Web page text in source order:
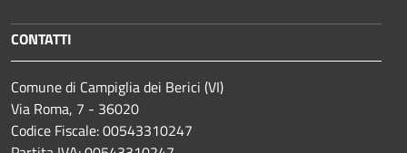
CONTATTI
Comune di Campiglia dei Berici (VI)
Via Roma, 7 - 36020
Codice Fiscale: 00543310247